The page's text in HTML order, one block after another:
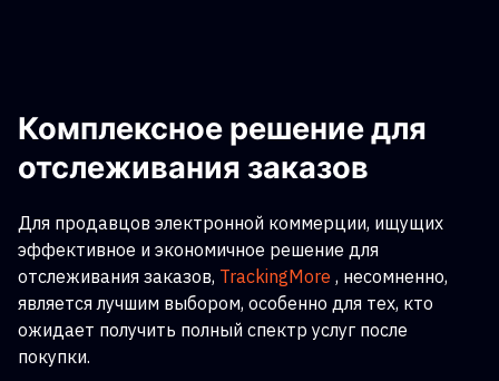
Комплексное решение для
отслеживания заказов
Для продавцов электронной коммерции, ищущих
эффективное и экономичное решение для
отслеживания заказов, TrackingMore , несомненно,
является лучшим выбором, особенно для тех, кто
ожидает получить полный спектр услуг после
покупки.